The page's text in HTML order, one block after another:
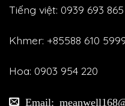
Tiếng việt: 0939 693
Khmer: +85588 610
Hoa: 0903 954 220
Email: